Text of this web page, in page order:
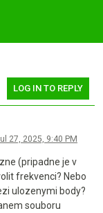
LOG IN TO REPLY
27, 2025, 9:40 PM
(pripadne je v
frekvenci? Nebo
ulozenymi body?
souboru